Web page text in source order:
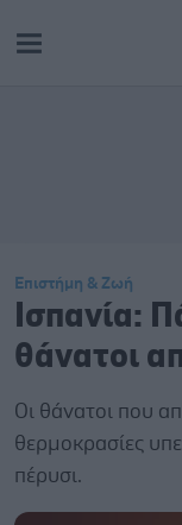
Επιστήμη & Ζωή
Ισπανία:
θάνατοι
Οι θάνατοι που
θερμοκρασίες
πέρυσι.